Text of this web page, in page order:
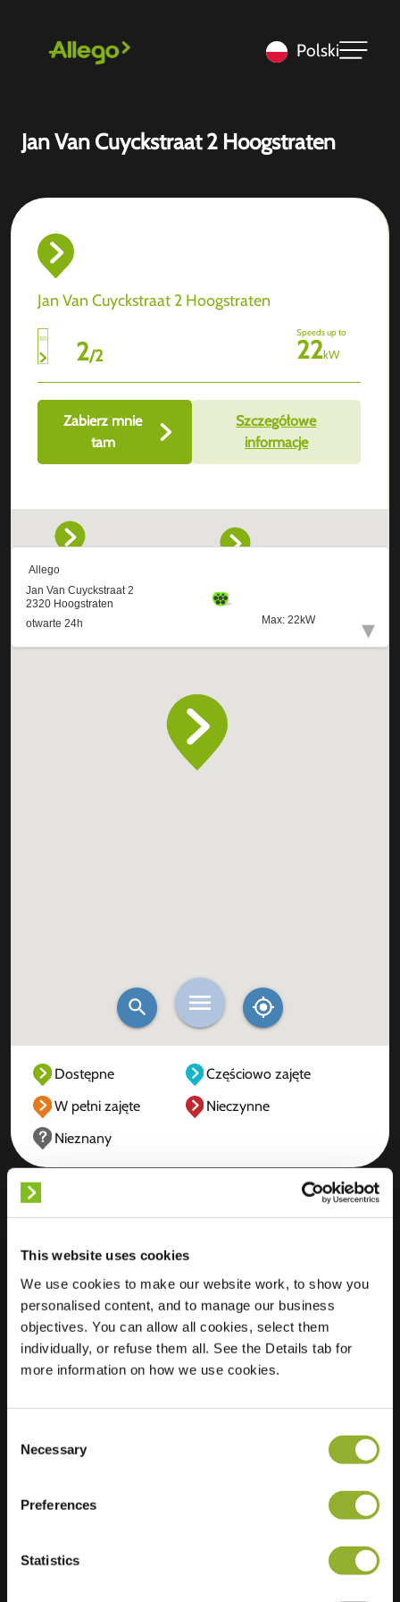
This website uses cookies
We use cookies to make our website work, to show you
personalised content, and to manage our business
objectives. You can allow all cookies, select them
individually, or refuse them all. See the Details tab for
more information on how we use cookies.
Selection
Necessary
Preferences
Statistics
Polski
Jan Van Cuyckstraat 2 Hoogstraten
Jan Van Cuyckstraat 2 Hoogstraten
2/2
Speeds up to
22kW
Zabierz mnie
tam
Szczegółowe
informacje
Dostępne
Częściowo zajęte
W pełni zajęte
Nieczynne
Nieznany
Lokalizacja
2
2320 Hoogstraten
Belgia
Regular Charging 2 of 2 available
Dodatkowe informacje